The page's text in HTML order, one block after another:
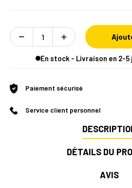
En stock - Livraison en 2-
Paiement sécurisé
Service client personnel
DÉTAILS DU
AVIS